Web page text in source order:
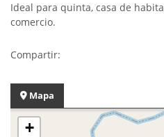
Ideal para quinta, casa de
comercio.
Compartir:
Mapa
+